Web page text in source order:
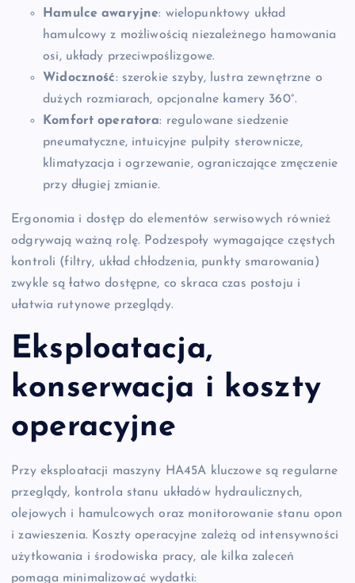
Hamulce awaryjne: wielopunktowy układ
hamulcowy z możliwością niezależnego hamowania
osi, układy przeciwpoślizgowe.
Widoczność: szerokie szyby, lustra zewnętrzne o
dużych rozmiarach, opcjonalne kamery 360°.
Komfort operatora: regulowane siedzenie
pneumatyczne, intuicyjne pulpity sterownicze,
klimatyzacja i ogrzewanie, ograniczające zmęczenie
przy długiej zmianie.
Ergonomia i dostęp do elementów serwisowych również
odgrywają ważną rolę. Podzespoły wymagające częstych
kontroli (filtry, układ chłodzenia, punkty smarowania)
zwykle są łatwo dostępne, co skraca czas postoju i
ułatwia rutynowe przeglądy.
Eksploatacja,
konserwacja i koszty
operacyjne
Przy eksploatacji maszyny HA45A kluczowe są regularne
przeglądy, kontrola stanu układów hydraulicznych,
olejowych i hamulcowych oraz monitorowanie stanu opon
i zawieszenia. Koszty operacyjne zależą od intensywności
użytkowania i środowiska pracy, ale kilka zaleceń
pomaga minimalizować wydatki: